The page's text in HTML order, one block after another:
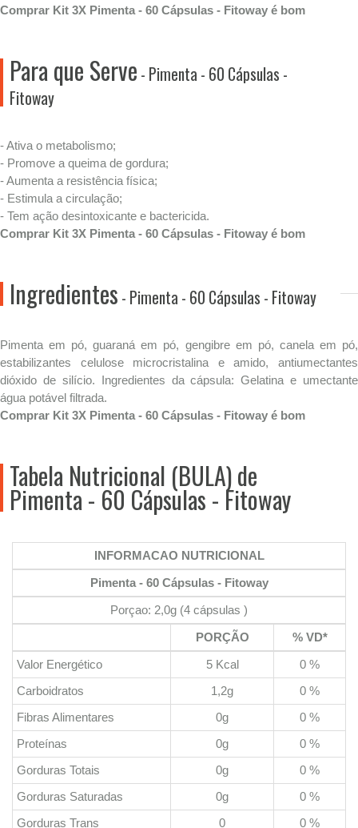
Comprar Kit 3X Pimenta - 60 Cápsulas - Fitoway é bom
Para que Serve - Pimenta - 60 Cápsulas -
Fitoway
- Ativa o metabolismo;
- Promove a queima de gordura;
- Aumenta a resistência física;
- Estimula a circulação;
- Tem ação desintoxicante e bactericida.
Comprar Kit 3X Pimenta - 60 Cápsulas - Fitoway é bom
Ingredientes - Pimenta - 60 Cápsulas - Fitoway
Pimenta em pó, guaraná em pó, gengibre em pó, canela em pó,
estabilizantes celulose microcristalina e amido, antiumectantes
dióxido de silício. Ingredientes da cápsula: Gelatina e umectante
água potável filtrada.
Comprar Kit 3X Pimenta - 60 Cápsulas - Fitoway é bom
Tabela Nutricional (BULA) de
Pimenta - 60 Cápsulas - Fitoway
INFORMACAO NUTRICIONAL
Pimenta - 60 Cápsulas - Fitoway
Porçao: 2,0g (4 cápsulas )
PORÇÃO
% VD*
Valor Energético
5 Kcal
0 %
Carboidratos
1,2g
0 %
Fibras Alimentares
0g
0 %
Proteínas
0g
0 %
Gorduras Totais
0g
0 %
Gorduras Saturadas
0g
0 %
Gorduras Trans
0 0 %